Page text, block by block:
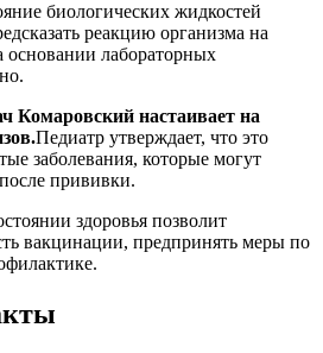
биологических жидкостей
реакцию организма на
основании лабораторных
Комаровский настаивает на
Педиатр утверждает, что это
заболевания, которые могут
прививки.
здоровья позволит
вакцинации, предпринять меры по